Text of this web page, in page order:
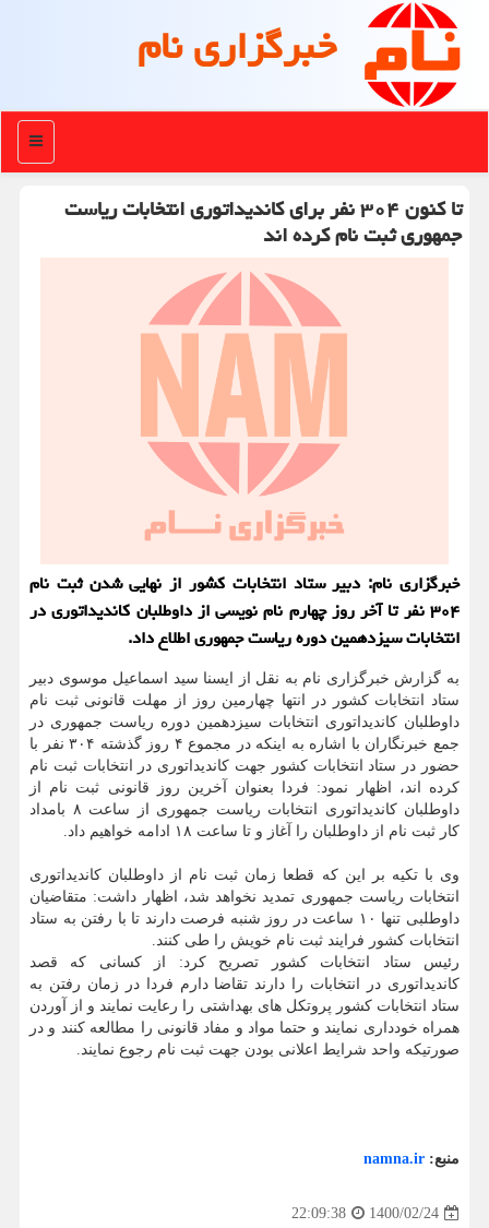
خبرگزاری نام
منو
تا كنون ۳۰۴ نفر برای كاندیداتوری انتخابات ریاست
جمهوری ثبت نام كرده اند
خبرگزاری نام: دبیر ستاد انتخابات کشور از نهایی شدن ثبت نام
۳۰۴ نفر تا آخر روز چهارم نام نویسی از داوطلبان کاندیداتوری در
انتخابات سیزدهمین دوره ریاست جمهوری اطلاع داد.
به گزارش خبرگزاری نام به نقل از ایسنا سید اسماعیل موسوی دبیر
ستاد انتخابات کشور در انتها چهارمین روز از مهلت قانونی ثبت نام
داوطلبان کاندیداتوری انتخابات سیزدهمین دوره ریاست جمهوری در
جمع خبرنگاران با اشاره به اینکه در مجموع ۴ روز گذشته ۳۰۴ نفر با
حضور در ستاد انتخابات کشور جهت کاندیداتوری در انتخابات ثبت نام
کرده اند، اظهار نمود: فردا بعنوان آخرین روز قانونی ثبت نام از
داوطلبان کاندیداتوری انتخابات ریاست جمهوری از ساعت ۸ بامداد
کار ثبت نام از داوطلبان را آغاز و تا ساعت ۱۸ ادامه خواهیم داد.
وی با تکیه بر این که قطعا زمان ثبت نام از داوطلبان کاندیداتوری
انتخابات ریاست جمهوری تمدید نخواهد شد، اظهار داشت: متقاضیان
داوطلبی تنها ۱۰ ساعت در روز شنبه فرصت دارند تا با رفتن به ستاد
انتخابات کشور فرایند ثبت نام خویش را طی کنند.
رئیس ستاد انتخابات کشور تصریح کرد: از کسانی که قصد
کاندیداتوری در انتخابات را دارند تقاضا دارم فردا در زمان رفتن به
ستاد انتخابات کشور پروتکل های بهداشتی را رعایت نمایند و از آوردن
همراه خودداری نمایند و حتما مواد و مفاد قانونی را مطالعه کنند و در
صورتیکه واحد شرایط اعلانی بودن جهت ثبت نام رجوع نمایند.
منبع: namna.ir
1400/02/24
22:09:38